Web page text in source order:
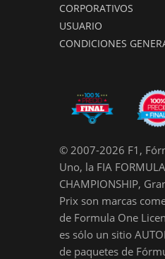
CORPORATIVOS
USUARIO
CONDICIONES
© 2007-2026 F1,
Uno, la FIA
CHAMPIONSHIP,
Prix son marcas
de Formula One
es sólo un sitio
de paquetes de